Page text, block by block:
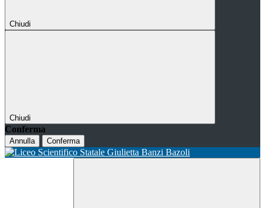
Chiudi
Chiudi
Conferma
Annulla Conferma